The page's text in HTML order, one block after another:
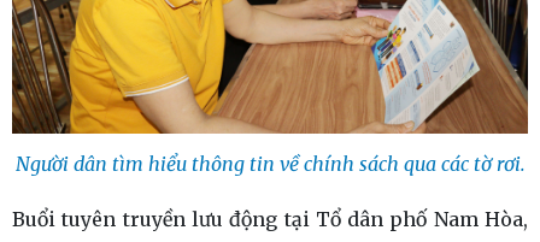
Người dân tìm hiểu thông tin về chính sách qua các tờ rơi.
Buổi tuyên truyền lưu động tại Tổ dân phố Nam Hòa,